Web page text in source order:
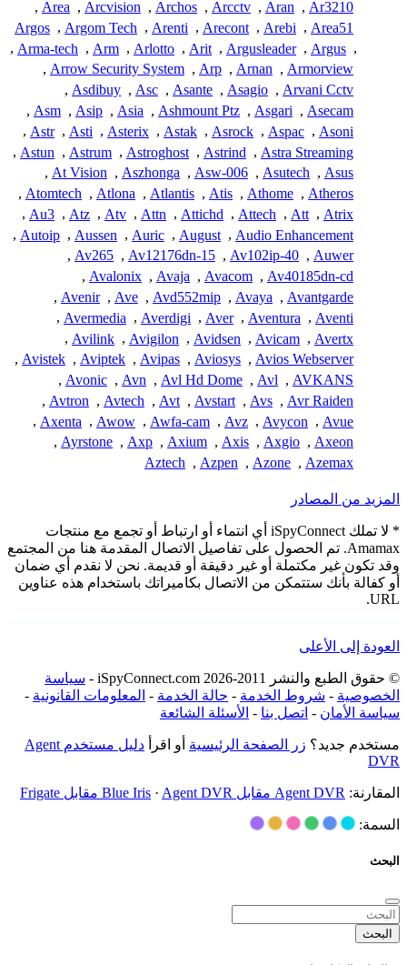
Ar3210
,
Aran
,
Arcctv
,
Archos
,
Arcvision
,
Area
,
Area51
,
Arebi
,
Arecont
,
Arenti
,
Argom Tech
,
Argos
,
Argus
,
Argusleader
,
Arit
,
Arlotto
,
Arm
,
Arma-tech
,
Armorview
,
Arnan
,
Arp
,
Arrow Security System
,
Arvani Cctv
,
Asagio
,
Asante
,
Asc
,
Asdibuy
,
Asecam
,
Asgari
,
Ashmount Ptz
,
Asia
,
Asip
,
Asm
,
Asoni
,
Aspac
,
Asrock
,
Astak
,
Asterix
,
Asti
,
Astr
,
Astra Streaming
,
Astrind
,
Astroghost
,
Astrum
,
Astun
,
Asus
,
Asutech
,
Asw-006
,
Aszhonga
,
At Vision
,
Atheros
,
Athome
,
Atis
,
Atlantis
,
Atlona
,
Atomtech
,
Atrix
,
Att
,
Attech
,
Attichd
,
Attn
,
Atv
,
Atz
,
Au3
,
Audio Enhancement
,
August
,
Auric
,
Aussen
,
Autoip
,
Auwer
,
Av102ip-40
,
Av12176dn-15
,
Av265
,
Av40185dn-cd
,
Avacom
,
Avaja
,
Avalonix
,
Avantgarde
,
Avaya
,
Avd552mip
,
Ave
,
Avenir
,
Aventi
,
Aventura
,
Aver
,
Averdigi
,
Avermedia
,
Avertx
,
Avicam
,
Avidsen
,
Avigilon
,
Avilink
,
Avios Webserver
,
Aviosys
,
Avipas
,
Aviptek
,
Avistek
,
AVKANS
,
Avl
,
Avl Hd Dome
,
Avn
,
Avonic
,
Avr Raiden
,
Avs
,
Avstart
,
Avt
,
Avtech
,
Avtron
,
Avue
,
Avycon
,
Avz
,
Awfa-cam
,
Awow
,
Axenta
,
Axeon
,
Axgio
,
Axis
,
Axium
,
Axp
,
Ayrstone
,
Azemax
,
Azone
,
Azpen
,
Aztech
المزيد من المصادر
* لا تملك iSpyConnect أي انتماء أو ارتباط أو تجمع مع منتجات
Amamax. تم الحصول على تفاصيل الاتصال المقدمة هنا من المجتمع
وقد تكون غير مكتملة أو غير دقيقة أو قديمة. نحن لا نقدم أي ضمان
أو كفالة بأنك ستتمكن من الاتصال بكاميراتك باستخدام هذه عناوين
URL.
العودة إلى الأعلى
© حقوق الطبع والنشر 2011-2026 iSpyConnect.com -
سياسة
الخصوصية - شروط الخدمة - حالة الخدمة - المعلومات القانونية -
سياسة الأمان - اتصل بنا - الأسئلة الشائعة
مستخدم جديد؟ زر الصفحة الرئيسية أو اقرأ
دليل مستخدم Agent
DVR
المقارنة: Agent DVR مقابل Blue Iris · Agent DVR مقابل Frigate
السمة:
البحث
البحث